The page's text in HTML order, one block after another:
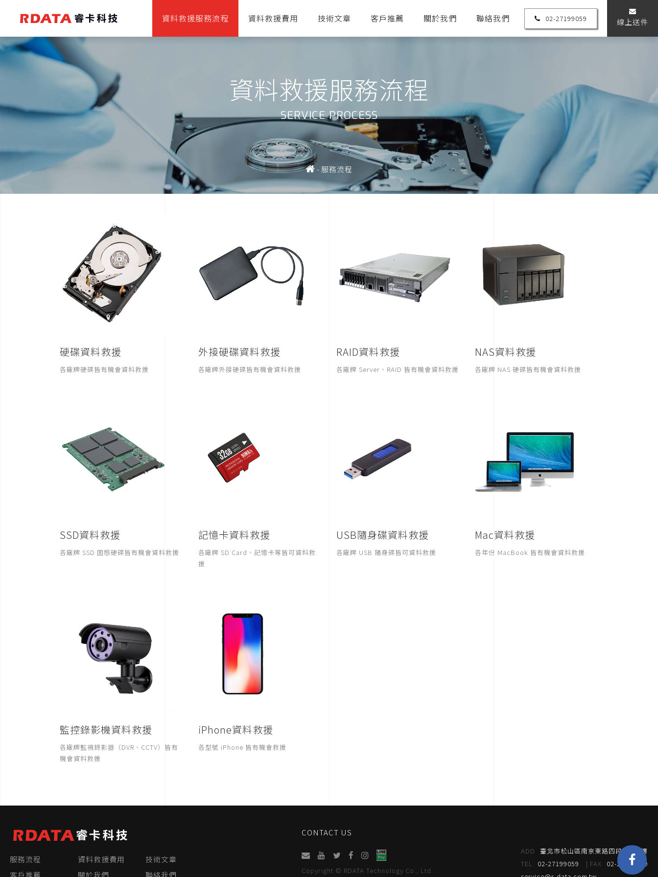
資料救援服務流程 資料救援費用 技術文章 客戶推薦 關於我們 聯絡我們 02-27199059 線上送件
資料救援服務流程
SERVICE PROCESS
- 服務流程
硬碟資料救援
各廠牌硬碟皆有機會資料救援
外接硬碟資料救援
各廠牌外接硬碟皆有機會資料救援
RAID資料救援
各廠牌 Server、RAID 皆有機會資料救援
NAS資料救援
各廠牌 NAS 硬碟皆有機會資料救援
SSD資料救援
各廠牌 SSD 固態硬碟皆有機會資料救援
記憶卡資料救援
各廠牌 SD Card、記憶卡等皆可資料救
援
USB隨身碟資料救援
各廠牌 USB 隨身碟皆可資料救援
Mac資料救援
各年份 MacBook 皆有機會資料救援
監控錄影機資料救援
各廠牌監視錄影器（DVR、CCTV）皆有
機會資料救援
iPhone資料救援
各型號 iPhone 皆有機會救援
服務流程 資料救援費用
技術文章
客戶推薦
關於我們 聯絡我們
CONTACT US
Copyright © RDATA Technology Co., Ltd.
ADD
臺北市松山區南京東路四段95號4樓
TEL
02-27199059 | FAX
02-27199039